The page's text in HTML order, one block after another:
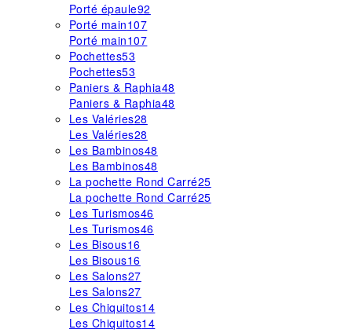
Porté épaule92
Porté main107
Porté main107
Pochettes53
Pochettes53
Paniers & Raphia48
Paniers & Raphia48
Les Valéries28
Les Valéries28
Les Bambinos48
Les Bambinos48
La pochette Rond Carré25
La pochette Rond Carré25
Les Turismos46
Les Turismos46
Les Bisous16
Les Bisous16
Les Salons27
Les Salons27
Les Chiquitos14
Les Chiquitos14